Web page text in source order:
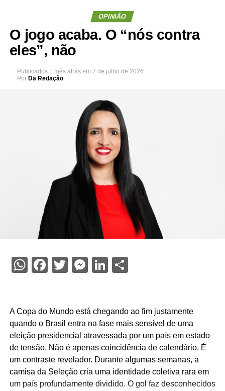
OPINIÃO
O jogo acaba. O “nós contra
eles”, não
Publicados 1 mês atrás em 7 de julho de 2026
Por Da Redação
WhatsApp
Facebook
TwitterMessenger
LinkedIn
A Copa do Mundo está chegando ao fim justamente
quando o Brasil entra na fase mais sensível de uma
eleição presidencial atravessada por um país em estado
de tensão. Não é apenas coincidência de calendário. É
um contraste revelador. Durante algumas semanas, a
camisa da Seleção cria uma identidade coletiva rara em
um país profundamente dividido. O gol faz desconhecidos